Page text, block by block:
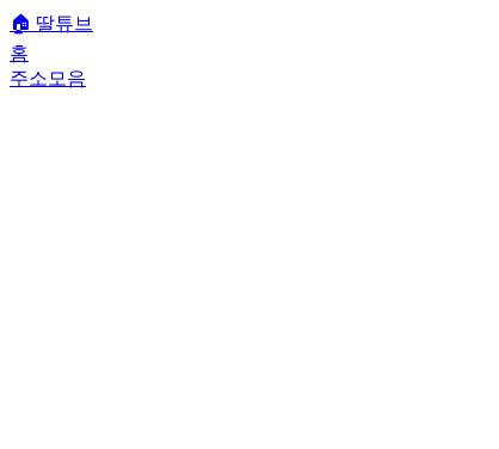
🏠 딸튜브
홈
주소모음